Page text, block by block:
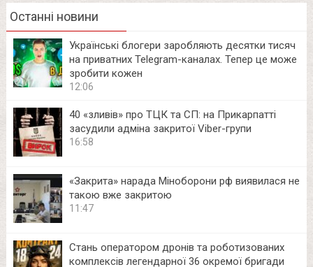
Останні новини
Українські блогери заробляють десятки тисяч
на приватних Telegram-каналах. Тепер це може
зробити кожен
12:06
40 «зливів» про ТЦК та СП: на Прикарпатті
засудили адміна закритої Viber-групи
16:58
«Закрита» нарада Міноборони рф виявилася не
такою вже закритою
11:47
Стань оператором дронів та роботизованих
комплексів легендарної 36 окремої бригади